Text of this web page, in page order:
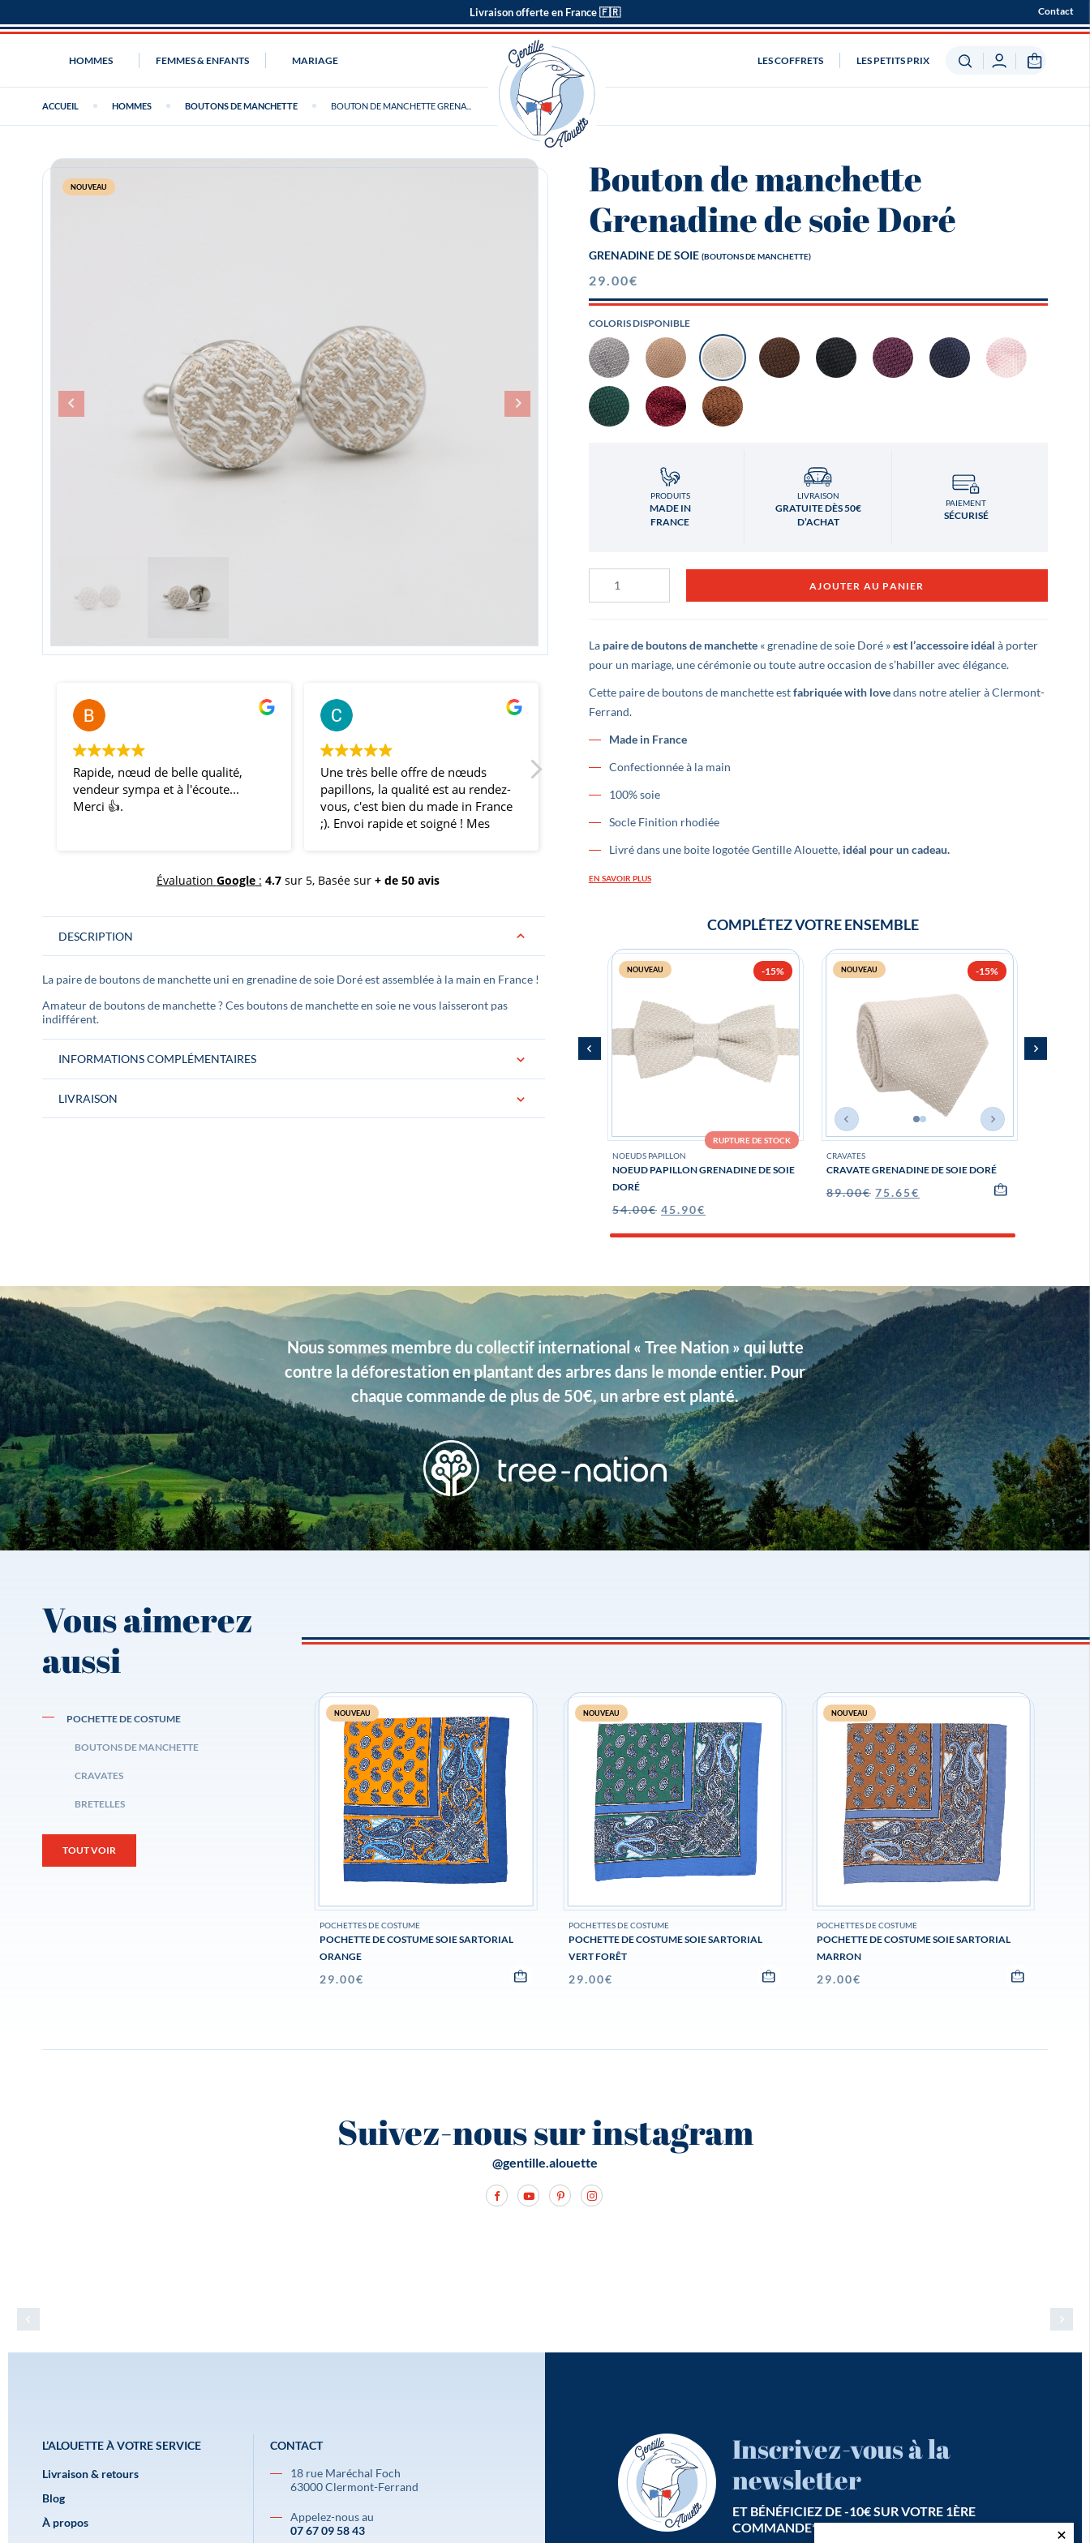
Livraison offerte en France 🇫🇷 Contact
HOMMES FEMMES & ENFANTS MARIAGE LES COFFRETS LES PETITS PRIX
ACCUEIL HOMMES BOUTONS DE MANCHETTE BOUTON DE MANCHETTE GRENA...
NOUVEAU
Bernard Thery
nœud de belle qualité,
sympa et à l'écoute...
Une très belle offre de nœuds
papillons, la qualité est au rendez-
vous, c'est bien du made in France
;). Envoi rapide et soigné ! Mes
impression avec nos nœuds
coordonnés pour l'occasion de
Super noeud papillon et trés belle
boutique.
Super noeud papillon ! Merci, je
Évaluation Google: 4.7sur 5, Basée sur + de 50 avis
Bouton de manchette
Grenadine de soie Doré
GRENADINE DE SOIE (BOUTONS DE MANCHETTE)
29.00€
COLORIS DISPONIBLE
PRODUITS
MADE IN
FRANCE
LIVRAISON
GRATUITE DÈS 50€
D’ACHAT
PAIEMENT
SÉCURISÉ
Bouton
Grenadine
soie
AJOUTER AU PANIER
La paire de boutons de manchette« grenadine de soie Doré »est l’accessoire idéal à porter
pour un mariage, une cérémonie ou toute autre occasion de s’habiller avec élégance.
Cette paire de boutons de manchette estfabriquée with lovedans notre atelier à Clermont-
Ferrand.
Made in France
Confectionnée à la main
100% soie
Socle Finition rhodiée
Livré dans une boite logotée Gentille Alouette, idéal pour un cadeau.
EN SAVOIR PLUS
DESCRIPTION
La paire de boutons de manchette uni en grenadine de soie Doré est assemblée à la main en France !
Amateur de boutons de manchette ? Ces boutons de manchette en soie ne vous laisseront pas
indifférent.
INFORMATIONS COMPLÉMENTAIRES
LIVRAISON
COMPLÉTEZ VOTRE ENSEMBLE
NOUVEAU -15%
NOEUDS PAPILLON
RUPTURE DE STOCK
NOEUD PAPILLON GRENADINE DE SOIE
DORÉ
54.00€ 45.90€
NOUVEAU -15%
CRAVATES
CRAVATE GRENADINE DE SOIE DORÉ
89.00€ 75.65€
Nous sommes membre du collectif international « Tree Nation » qui lutte
contre la déforestation en plantant des arbres dans le monde entier. Pour
chaque commande de plus de 50€, un arbre est planté.
Vous aimerez
aussi
POCHETTE DE COSTUME
BOUTONS DE MANCHETTE
CRAVATES
BRETELLES
TOUT VOIR
NOUVEAU
POCHETTES DE COSTUME
POCHETTE DE COSTUME SOIE SARTORIAL
ORANGE
29.00€
NOUVEAU
POCHETTES DE COSTUME
POCHETTE DE COSTUME SOIE SARTORIAL
VERT FORÊT
29.00€
NOUVEAU
POCHETTES DE COSTUME
POCHETTE DE COSTUME SOIE SARTORIAL
MARRON
29.00€
Suivez-nous sur instagram
@gentille.alouette
L’ALOUETTE À VOTRE SERVICE
Livraison & retours
Blog
À propos
CONTACT
18 rue Maréchal Foch
63000 Clermont-Ferrand
Appelez-nous au
07 67 09 58 43
Inscrivez-vous à la
newsletter
ET BÉNÉFICIEZ DE -10€ SUR VOTRE 1ÈRE
COMMANDE*